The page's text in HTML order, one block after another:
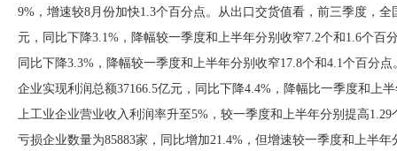
9%，增速较8月份加快1.3个百分点。从出口交货值看，前三季度，
元，同比下降3.1%，降幅较一季度和上半年分别收窄7.2个和1.6个百
同比下降3.3%，降幅较一季度和上半年分别收窄17.8个和4.1个百分
企业实现利润总额37166.5亿元，同比下降4.4%，降幅比一季度和上
上工业企业营业收入利润率升至5%，较一季度和上半年分别提高
亏损企业数量为85883家，同比增加21.4%，但增速较一季度和上半